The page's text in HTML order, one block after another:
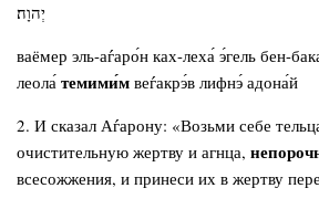
יְהוָה׃
ваёмер эль-аѓаро́н ках-леха́ э́гель бен-
леола́ темими́м веѓакрэ́в лифнэ́ адона́й
2. И сказал Аѓарону: «Возьми себе
очистительную жертву и агнца,
всесожжения, и принеси их в жертву